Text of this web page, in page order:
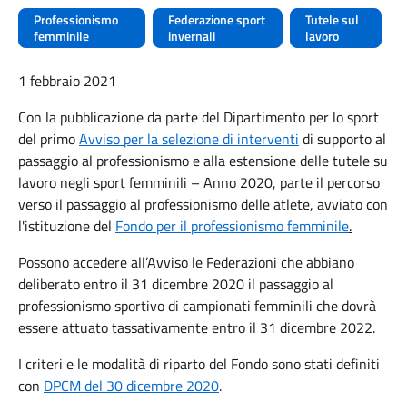
Professionismo
femminile
Federazione sport
invernali
Tutele sul
lavoro
1 febbraio 2021
Con la pubblicazione da parte del Dipartimento per lo sport
del primoAvviso per la selezione di interventi di supporto al
passaggio al professionismo e alla estensione delle tutele su
lavoro negli sport femminili – Anno 2020, parte il percorso
verso il passaggio al professionismo delle atlete, avviato con
l'istituzione del Fondo per il professionismo femminile.
Possono accedere all’Avviso le Federazioni che abbiano
deliberato entro il 31 dicembre 2020 il passaggio al
professionismo sportivo di campionati femminili che dovrà
essere attuato tassativamente entro il 31 dicembre 2022.
I criteri e le modalità di riparto del Fondo sono stati definiti
con DPCM del 30 dicembre 2020.